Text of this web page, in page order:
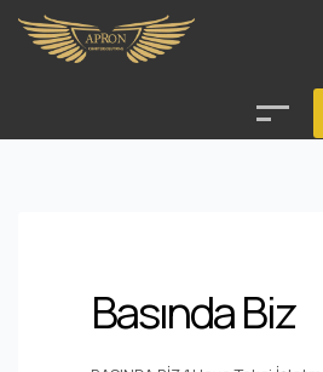
Basında Biz